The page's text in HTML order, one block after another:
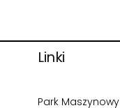
Linki
Park Maszynowy